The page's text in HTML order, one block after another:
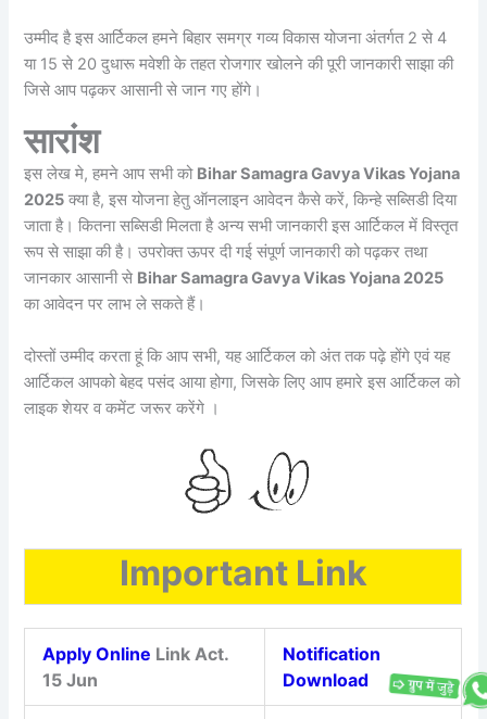
उम्मीद है इस आर्टिकल हमने बिहार समग्र गव्य विकास योजना अंतर्गत 2 से 4
या 15 से 20 दुधारू मवेशी के तहत रोजगार खोलने की पूरी जानकारी साझा की
जिसे आप पढ़कर आसानी से जान गए होंगे।
सारांश
इस लेख मे, हमने आप सभी को Bihar Samagra Gavya Vikas Yojana
2025 क्या है, इस योजना हेतु ऑनलाइन आवेदन कैसे करें, किन्हे सब्सिडी दिया
जाता है। कितना सब्सिडी मिलता है अन्य सभी जानकारी इस आर्टिकल में विस्तृत
रूप से साझा की है। उपरोक्त ऊपर दी गई संपूर्ण जानकारी को पढ़कर तथा
जानकार आसानी से Bihar Samagra Gavya Vikas Yojana 2025
का आवेदन पर लाभ ले सकते हैं।
दोस्तों उम्मीद करता हूं कि आप सभी, यह आर्टिकल को अंत तक पढ़े होंगे एवं यह
आर्टिकल आपको बेहद पसंद आया होगा, जिसके लिए आप हमारे इस आर्टिकल को
लाइक शेयर व कमेंट जरूर करेंगे ।
Important Link
Apply Online Link Act.
15 Jun
Notification
Download